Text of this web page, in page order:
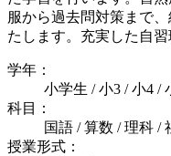
服から過去問対策まで
たします。充実した自
学年：
小学生 / 小3 / 小4 /
科目：
国語 / 算数 / 理科 /
授業形式：